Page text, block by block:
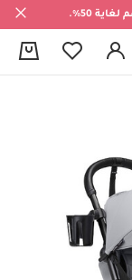
50%.